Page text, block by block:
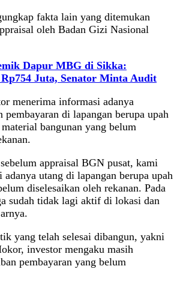
fakta lain yang ditemukan
oleh Badan Gizi Nasional
Dapur MBG di Sikka:
Juta, Senator Minta Audit
menerima informasi adanya
pembayaran di lapangan berupa upah
bangunan yang belum
appraisal BGN pusat, kami
utang di lapangan berupa upah
diselesaikan oleh rekanan. Pada
sudah tidak lagi aktif di lokasi dan
yang telah selesai dibangun, yakni
investor mengaku masih
pembayaran yang belum